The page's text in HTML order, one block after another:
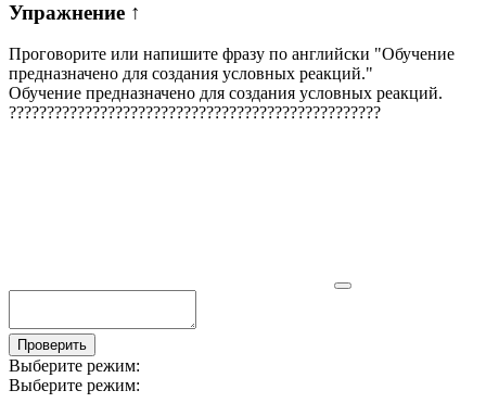
Упражнение ↑
Проговорите или напишите фразу по английски "Обучение
предназначено для создания условных реакций."
Обучение предназначено для создания условных реакций.
?????????????????????????????????????????????????
Проверить
Выберите режим:
Выберите режим: